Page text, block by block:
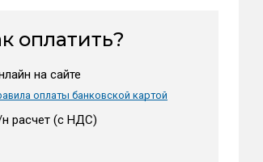
оплатить?
на сайте
оплаты банковской картой
расчет (c НДС)